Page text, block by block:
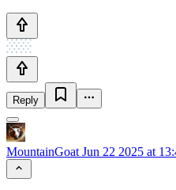
Reply
MountainGoat Jun 22 2025 at